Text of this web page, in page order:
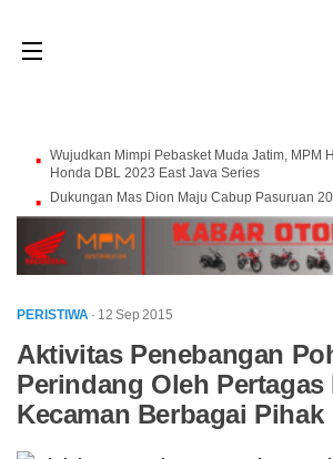
Wujudkan Mimpi Pebasket Muda Jatim, MPM
Honda DBL 2023 East Java Series
Dukungan Mas Dion Maju Cabup Pasuruan
PERISTIWA · 12 Sep 2015
Aktivitas Penebangan
Perindang Oleh Pertagas
Kecaman Berbagai Pihak